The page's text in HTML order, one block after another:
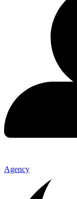
Agency